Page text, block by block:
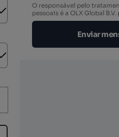
Aberto
Aberto
O responsável pelo
pessoais é a OLX Global B.V.
Enviar